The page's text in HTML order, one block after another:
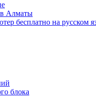
в Алматы
бесплатно на русском
блока